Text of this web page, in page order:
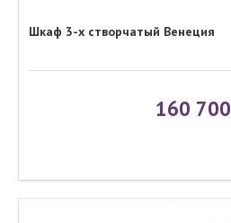
Шкаф 3-х створчатый Венеция
160 700